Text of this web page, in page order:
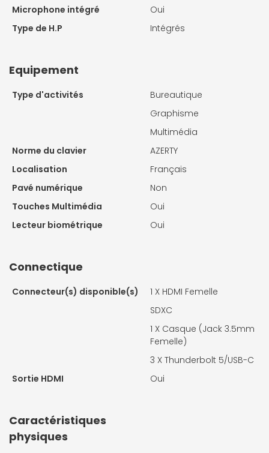
Microphone intégré
Oui
Type de H.P
Intégrés
Equipement
Type d'activités
Bureautique
Graphisme
Multimédia
Norme du clavier
AZERTY
Localisation
Français
Pavé numérique
Non
Touches Multimédia
Oui
Lecteur biométrique
Oui
Connectique
Connecteur(s) disponible(s) 1 X HDMI Femelle
SDXC
1 X Casque (Jack 3.5mm
Femelle)
3 X Thunderbolt 5/USB-C
Sortie HDMI
Oui
Caractéristiques
physiques